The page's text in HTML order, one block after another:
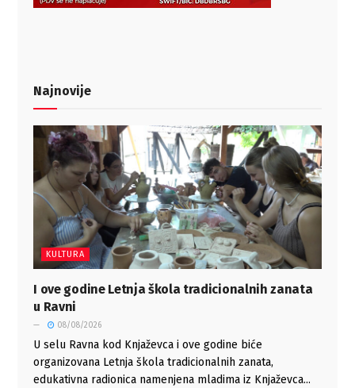
Najnovije
KULTURA
I ove godine Letnja škola tradicionalnih zanata
u Ravni
08/08/2026
U selu Ravna kod Knjaževca i ove godine biće
organizovana Letnja škola tradicionalnih zanata,
edukativna radionica namenjena mladima iz Knjaževca...